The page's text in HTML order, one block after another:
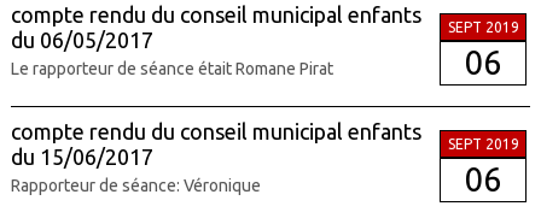
compte rendu du conseil municipal enfants
du 06/05/2017
Le rapporteur de séance était Romane Pirat
SEPT 2019
06
compte rendu du conseil municipal enfants
du 15/06/2017
Rapporteur de séance: Véronique
SEPT 2019
06